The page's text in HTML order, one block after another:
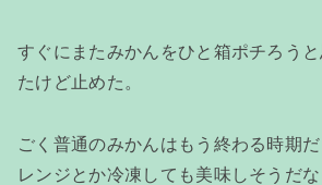
すぐにまたみかんをひと箱ポチろう
たけど止めた。
ごく普通のみかんはもう終わる時期
レンジとか冷凍しても美味しそうだな